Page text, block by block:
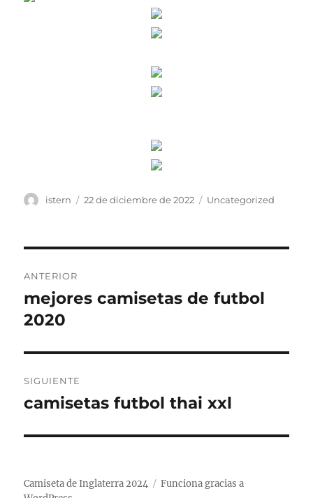
Autor
istern
Publicado
22 de diciembre de 2022 Categorías
Uncategorized
de
entradas
ANTERIOR
Entrada
anterior:
mejores camisetas de futbol
2020
SIGUIENTE
Entrada
camisetas futbol thai xxl
Camiseta de Inglaterra 2024
Funciona gracias a